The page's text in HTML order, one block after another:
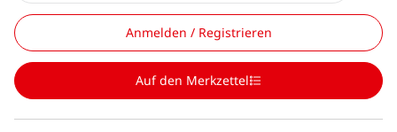
Anmelden / Registrieren
Auf den Merkzettel